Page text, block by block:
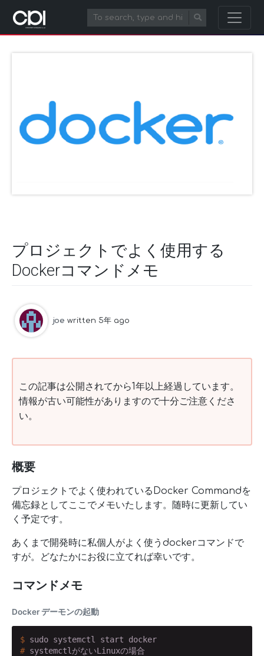
プロジェクトでよく使用する
Dockerコマンドメモ
joe written 5年 ago
この記事は公開されてから1年以上経過しています。
情報が古い可能性がありますので十分ご注意くださ
い。
概要
プロジェクトでよく使われているDocker Commandを
備忘録としてここでメモいたします。随時に更新してい
く予定です。
あくまで開発時に私個人がよく使うdockerコマンドで
すが。どなたかにお役に立てれば幸いです。
コマンドメモ
Docker デーモンの起動
$ sudo systemctl start docker
# systemctlがないLinuxの場合